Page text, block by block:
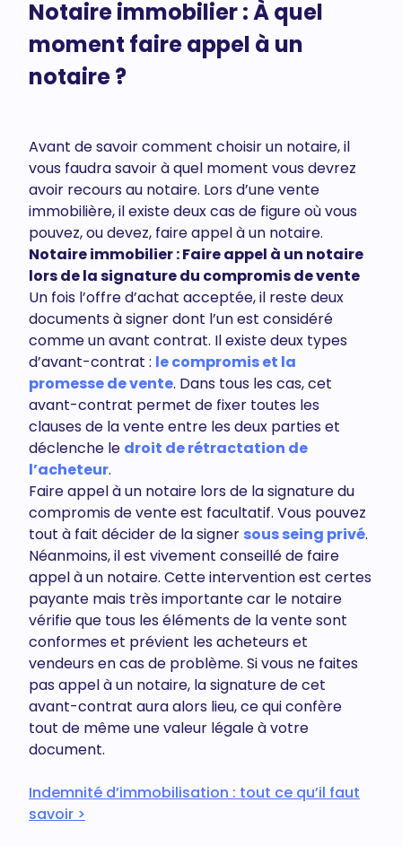
Notaire immobilier : À quel
moment faire appel à un
notaire ?
Avant de savoir comment choisir un notaire, il
vous faudra savoir à quel moment vous devrez
avoir recours au notaire. Lors d’une vente
immobilière, il existe deux cas de figure où vous
pouvez, ou devez, faire appel à un notaire.
Notaire immobilier : Faire appel à un notaire
lors de la signature du compromis de vente
Un fois l’offre d’achat acceptée, il reste deux
documents à signer dont l’un est considéré
comme un avant contrat. Il existe deux types
d’avant-contrat : le compromis et la
promesse de vente. Dans tous les cas, cet
avant-contrat permet de fixer toutes les
clauses de la vente entre les deux parties et
déclenche le droit de rétractation de
l’acheteur.
Faire appel à un notaire lors de la signature du
compromis de vente est facultatif. Vous pouvez
tout à fait décider de la signer sous seing privé.
Néanmoins, il est vivement conseillé de faire
appel à un notaire. Cette intervention est certes
payante mais très importante car le notaire
vérifie que tous les éléments de la vente sont
conformes et prévient les acheteurs et
vendeurs en cas de problème. Si vous ne faites
pas appel à un notaire, la signature de cet
avant-contrat aura alors lieu, ce qui confère
tout de même une valeur légale à votre
document.
Indemnité d’immobilisation : tout ce qu’il faut
savoir >